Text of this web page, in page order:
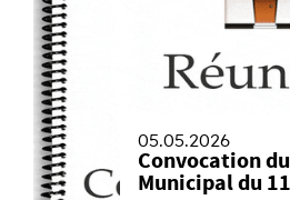
05.05.2026
Convocation
Municipal du